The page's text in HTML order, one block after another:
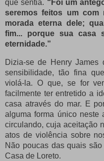
que sentia. “Foi um
seremos feitos um com
morada eterna dele;
fim... porque sua casa
eternidade.”
Dizia-se de Henry James
sensibilidade, tão fina
violá-la. O que, se for
facilmente ter entretido a
casa através do mar. E
alguma forma único neste
circulando, cuja aceitação
atos de violência sobre
Não poucas das quais
Casa de Loreto.